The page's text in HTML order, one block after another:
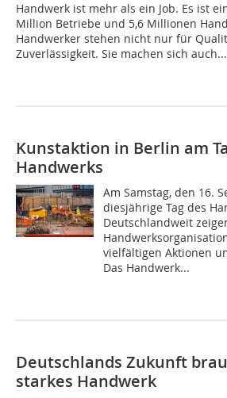
Handwerk ist mehr als ein Job. Es ist
Million Betriebe und 5,6 Millionen
Handwerker stehen nicht nur für
Zuverlässigkeit. Sie machen sich auch...
Kunstaktion in Berlin am
Handwerks
Am Samstag, den 16.
diesjährige Tag des
Deutschlandweit
vielfältigen Aktionen
Das Handwerk...
Deutschlands Zukunft
starkes Handwerk